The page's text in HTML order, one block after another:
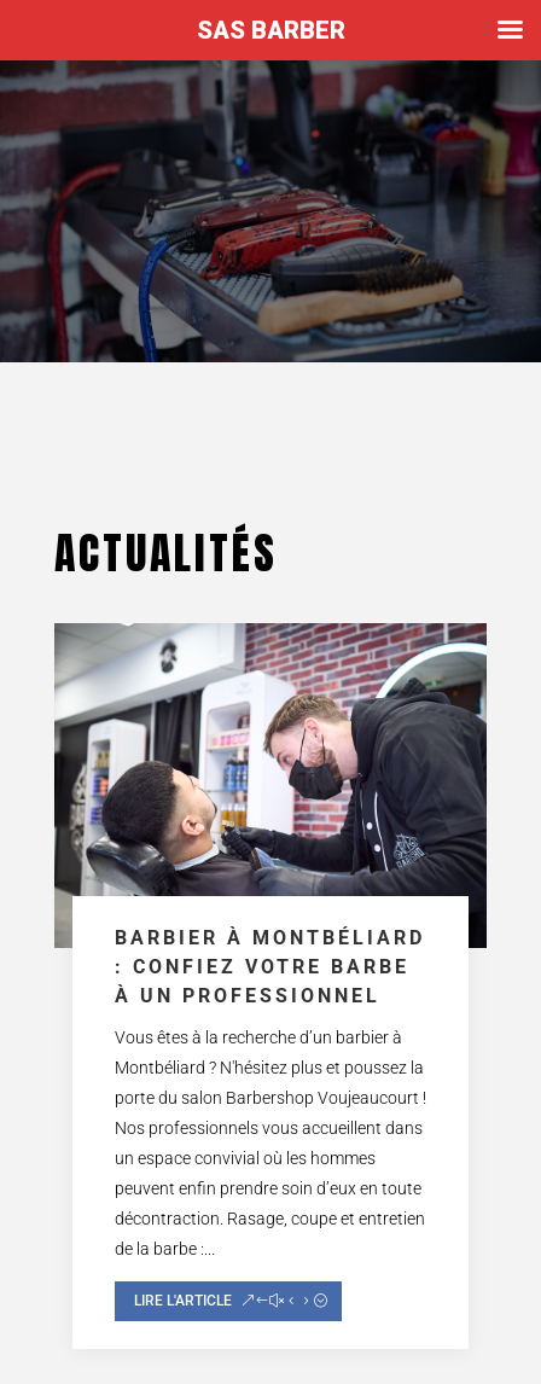
ACTUALITÉS
BARBIER À MONTBÉLIARD
: CONFIEZ VOTRE BARBE
À UN PROFESSIONNEL
Vous êtes à la recherche d’un barbier à
Montbéliard ? N'hésitez plus et poussez la
porte du salon Barbershop Voujeaucourt !
Nos professionnels vous accueillent dans
un espace convivial où les hommes
peuvent enfin prendre soin d’eux en toute
décontraction. Rasage, coupe et entretien
de la barbe :...
LIRE L'ARTICLE
SAS BARBER